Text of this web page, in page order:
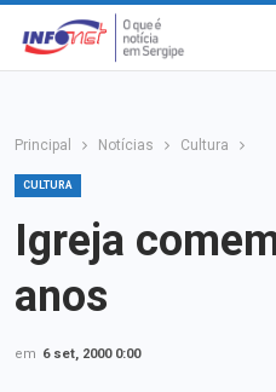
Principal Notícias Cultura
CULTURA
Igreja
anos
em 6 set, 2000 0:00